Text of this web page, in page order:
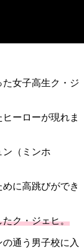
女子高生ク・ジ
ーローが現れま
（ミンホ
に高跳びができ
ク・ジェヒ。
の通う男子校に入